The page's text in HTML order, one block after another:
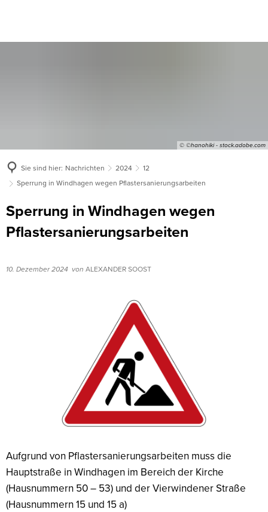
© ©hanohiki - stock.adobe.com
Sie sind hier: Nachrichten 2024
12
Sperrung in Windhagen wegen Pflastersanierungsarbeiten
Sperrung in Windhagen wegen
Pflastersanierungsarbeiten
10. Dezember 2024 von ALEXANDER SOOST
Aufgrund von Pflastersanierungsarbeiten muss die
Hauptstraße in Windhagen im Bereich der Kirche
(Hausnummern 50 – 53) und der Vierwindener Straße
(Hausnummern 15 und 15 a)